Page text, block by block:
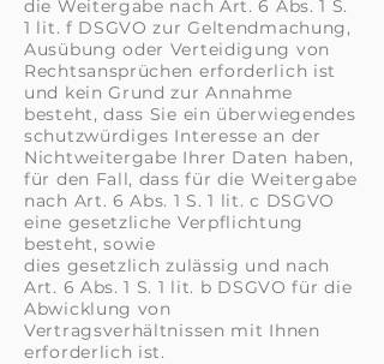
die Weitergabe nach Art. 6 Abs. 1 S.
1 lit. f DSGVO zur Geltendmachung,
Ausübung oder Verteidigung von
Rechtsansprüchen erforderlich ist
und kein Grund zur Annahme
besteht, dass Sie ein überwiegendes
schutzwürdiges Interesse an der
Nichtweitergabe Ihrer Daten haben,
für den Fall, dass für die Weitergabe
nach Art. 6 Abs. 1 S. 1 lit. c DSGVO
eine gesetzliche Verpflichtung
besteht, sowie
dies gesetzlich zulässig und nach
Art. 6 Abs. 1 S. 1 lit. b DSGVO für die
Abwicklung von
Vertragsverhältnissen mit Ihnen
erforderlich ist.